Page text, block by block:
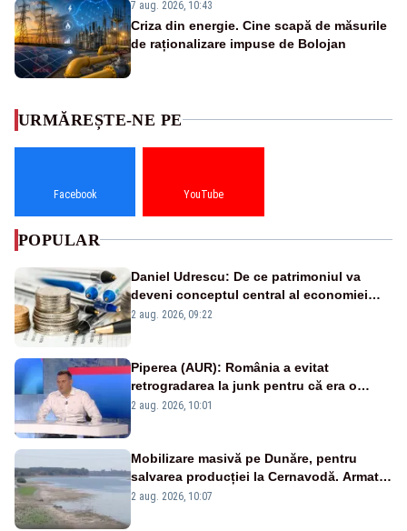
7 aug. 2026, 10:43
Criza din energie. Cine scapă de măsurile
de raționalizare impuse de Bolojan
URMĂREȘTE-NE PE
Facebook YouTube
POPULAR
Daniel Udrescu: De ce patrimoniul va
deveni conceptul central al economiei
viitoare?
2 aug. 2026, 09:22
Piperea (AUR): România a evitat
retrogradarea la junk pentru că era o
catastrofă pentru bănci și fondurile de
2 aug. 2026, 10:01
Mobilizare masivă pe Dunăre, pentru
salvarea producției la Cernavodă. Armata
va detona o stâncă și va devia apa
2 aug. 2026, 10:07